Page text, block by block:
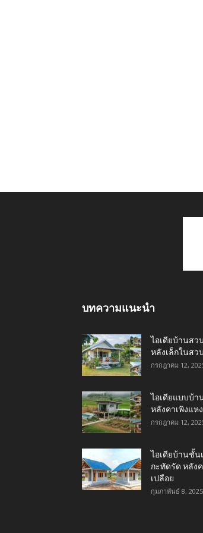
บทความแนะนำ
ไอเดียบ้านสว
หลังเล็กในสว
กรกฎาคม 12,
ไอเดียแบบบ้
หลังคาเพิงแห
กรกฎาคม 12,
ไอเดียบ้านชั้น
กะทัดรัด หลัง
เปลือย
กุมภาพันธ์ 8, 2025